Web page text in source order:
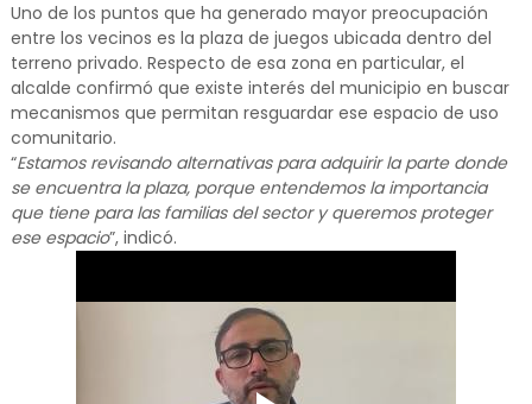
Uno de los puntos que ha generado mayor preocupación
entre los vecinos es la plaza de juegos ubicada dentro del
terreno privado. Respecto de esa zona en particular, el
alcalde confirmó que existe interés del municipio en buscar
mecanismos que permitan resguardar ese espacio de uso
comunitario.
“Estamos revisando alternativas para adquirir la parte donde
se encuentra la plaza, porque entendemos la importancia
que tiene para las familias del sector y queremos proteger
ese espacio”, indicó.